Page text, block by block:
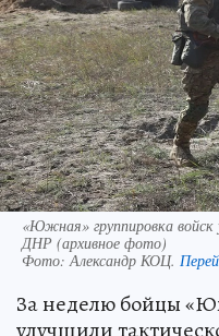
«Южная» группировка
ДНР (архивное фото)
Фото:Александр КОЦ.
За неделю бойцы